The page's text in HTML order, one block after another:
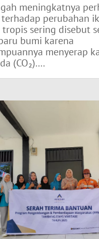
meningkatnya
perubahan
sering disebut
bumi karena
menyerap
(CO₂)....